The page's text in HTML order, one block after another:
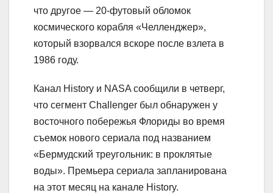
что другое — 20-футовый обломок
космического корабля «Челленджер»,
который взорвался вскоре после взлета в
1986 году.
Канал History и NASA сообщили в четверг,
что сегмент Challenger был обнаружен у
восточного побережья Флориды во время
съемок нового сериала под названием
«Бермудский треугольник: в проклятые
воды». Премьера сериала запланирована
на этот месяц на канале History.